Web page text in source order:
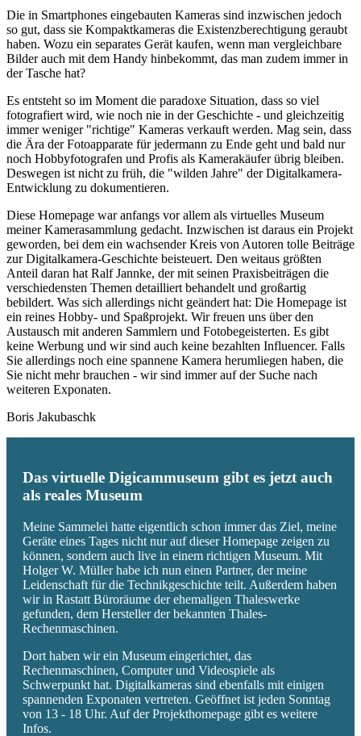
Die in Smartphones eingebauten Kameras sind inzwischen jedoch
so gut, dass sie Kompaktkameras die Existenzberechtigung geraubt
haben. Wozu ein separates Gerät kaufen, wenn man vergleichbare
Bilder auch mit dem Handy hinbekommt, das man zudem immer in
der Tasche hat?
Es entsteht so im Moment die paradoxe Situation, dass so viel
fotografiert wird, wie noch nie in der Geschichte - und gleichzeitig
immer weniger "richtige" Kameras verkauft werden. Mag sein, dass
die Ära der Fotoapparate für jedermann zu Ende geht und bald nur
noch Hobbyfotografen und Profis als Kamerakäufer übrig bleiben.
Deswegen ist nicht zu früh, die "wilden Jahre" der Digitalkamera-
Entwicklung zu dokumentieren.
Diese Homepage war anfangs vor allem als virtuelles Museum
meiner Kamerasammlung gedacht. Inzwischen ist daraus ein Projekt
geworden, bei dem ein wachsender Kreis von Autoren tolle Beiträge
zur Digitalkamera-Geschichte beisteuert. Den weitaus größten
Anteil daran hat Ralf Jannke, der mit seinen Praxisbeiträgen die
verschiedensten Themen detailliert behandelt und großartig
bebildert. Was sich allerdings nicht geändert hat: Die Homepage ist
ein reines Hobby- und Spaßprojekt. Wir freuen uns über den
Austausch mit anderen Sammlern und Fotobegeisterten. Es gibt
keine Werbung und wir sind auch keine bezahlten Influencer. Falls
Sie allerdings noch eine spannene Kamera herumliegen haben, die
Sie nicht mehr brauchen - wir sind immer auf der Suche nach
weiteren Exponaten.
Boris Jakubaschk
Das virtuelle Digicammuseum gibt es jetzt auch
als reales Museum
Meine Sammelei hatte eigentlich schon immer das Ziel, meine
Geräte eines Tages nicht nur auf dieser Homepage zeigen zu
können, sondern auch live in einem richtigen Museum. Mit
Holger W. Müller habe ich nun einen Partner, der meine
Leidenschaft für die Technikgeschichte teilt. Außerdem haben
wir in Rastatt Büroräume der ehemaligen Thaleswerke
gefunden, dem Hersteller der bekannten Thales-
Rechenmaschinen.
Dort haben wir ein Museum eingerichtet, das
Rechenmaschinen, Computer und Videospiele als
Schwerpunkt hat. Digitalkameras sind ebenfalls mit einigen
spannenden Exponaten vertreten. Geöffnet ist jeden Sonntag
von 13 - 18 Uhr. Auf der Projekthomepage gibt es weitere
Infos.